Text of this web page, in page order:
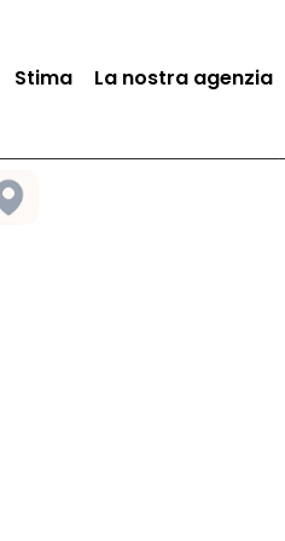
Stima La nostra agenzia